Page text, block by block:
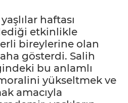
haftası
etkinlikle
bireylerine olan
gösterdi. Salih
bu anlamlı
yükseltmek ve
amacıyla